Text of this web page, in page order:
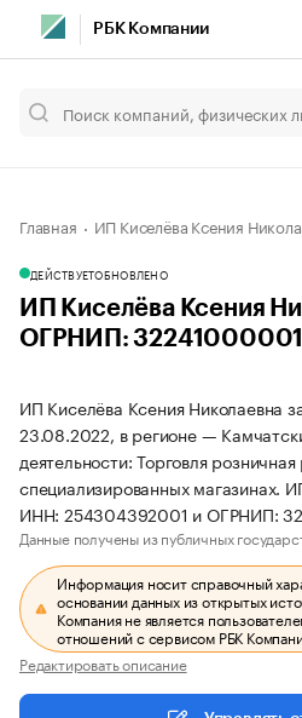
РБК Компании
Главная ИП Киселёва Ксения
ДЕЙСТВУЕТОБНОВЛЕНО
ИП Киселёва Ксения
ОГРНИП:
ИП Киселёва Ксения Николаевна
23.08.2022, в регионе —
деятельности: Торговля
специализированных магазинах.
ИНН: 254304392001 и ОГРНИП:
Данные получены из публичных
Информация носит справочный
основании данных из открытых
Компания не является
отношений с сервисом РБК
Редактировать описание